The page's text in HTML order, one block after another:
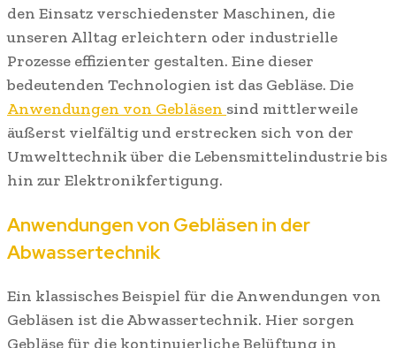
den Einsatz verschiedenster Maschinen, die
unseren Alltag erleichtern oder industrielle
Prozesse effizienter gestalten. Eine dieser
bedeutenden Technologien ist das Gebläse. Die
Anwendungen von Gebläsen sind mittlerweile
äußerst vielfältig und erstrecken sich von der
Umwelttechnik über die Lebensmittelindustrie bis
hin zur Elektronikfertigung.
Anwendungen von Gebläsen in der
Abwassertechnik
Ein klassisches Beispiel für die Anwendungen von
Gebläsen ist die Abwassertechnik. Hier sorgen
Gebläse für die kontinuierliche Belüftung in